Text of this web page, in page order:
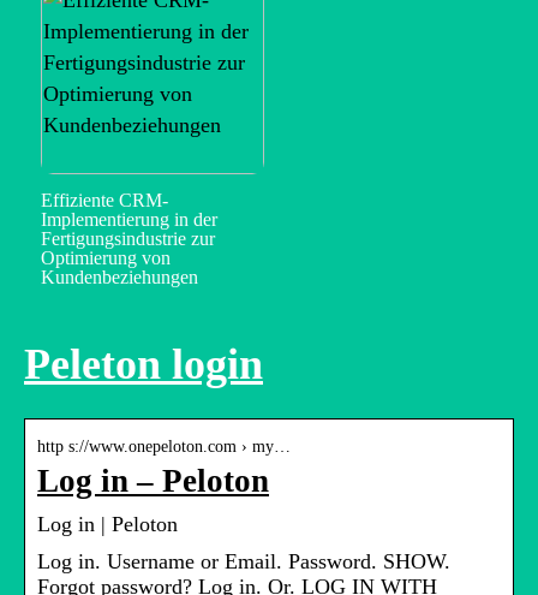
Effiziente CRM-
Implementierung in der
Fertigungsindustrie zur
Optimierung von
Kundenbeziehungen
Peleton login
http s://www.onepeloton.com › my…
Log in – Peloton
Log in | Peloton
Log in. Username or Email. Password. SHOW.
Forgot password? Log in. Or. LOG IN WITH